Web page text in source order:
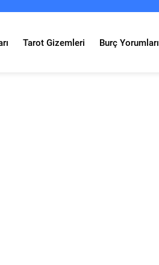
Tarot Gizemleri Burç Yorumları